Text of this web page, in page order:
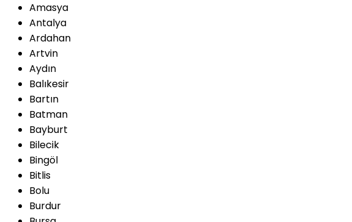
Amasya
Antalya
Ardahan
Artvin
Aydın
Balıkesir
Bartın
Batman
Bayburt
Bilecik
Bingöl
Bitlis
Bolu
Burdur